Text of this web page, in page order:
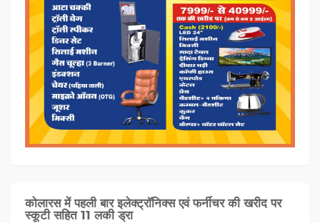
कोलारस में पहली बार इलेक्ट्रॉनिक्स एवं फर्नीचर की खरीद पर
स्कूटी सहित 11 लकी ड्रा